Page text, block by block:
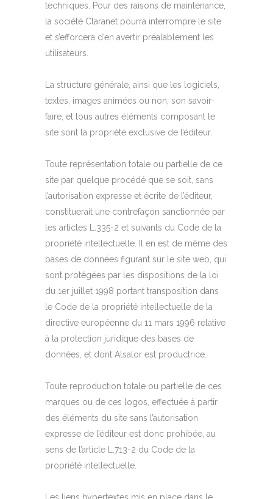
techniques. Pour des raisons de maintenance,
la société Claranet pourra interrompre le site
et s’efforcera d’en avertir préalablement les
utilisateurs.
La structure générale, ainsi que les logiciels,
textes, images animées ou non, son savoir-
faire, et tous autres éléments composant le
site sont la propriété exclusive de l’éditeur.
Toute représentation totale ou partielle de ce
site par quelque procédé que se soit, sans
l’autorisation expresse et écrite de l’éditeur,
constituerait une contrefaçon sanctionnée par
les articles L.335-2 et suivants du Code de la
propriété intellectuelle. Il en est de même des
bases de données figurant sur le site web, qui
sont protégées par les dispositions de la loi
du 1er juillet 1998 portant transposition dans
le Code de la propriété intellectuelle de la
directive européenne du 11 mars 1996 relative
à la protection juridique des bases de
données, et dont Alsalor est productrice.
Toute reproduction totale ou partielle de ces
marques ou de ces logos, effectuée à partir
des éléments du site sans l’autorisation
expresse de l’éditeur est donc prohibée, au
sens de l’article L.713-2 du Code de la
propriété intellectuelle.